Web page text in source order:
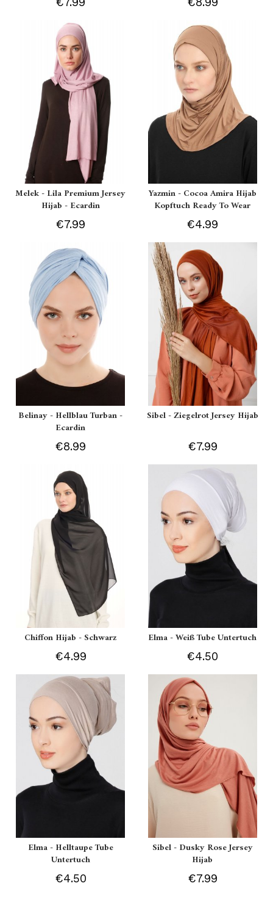
Melek - Lila Premium Jersey
Hijab - Ecardin
€7.99
Yazmin - Cocoa Amira Hijab
Kopftuch Ready To Wear
€4.99
Belinay - Hellblau Turban -
Ecardin
€8.99
Sibel - Ziegelrot Jersey Hijab
€7.99
Chiffon Hijab - Schwarz
€4.99
Elma - Weiß Tube Untertuch
€4.50
Elma - Helltaupe Tube
Untertuch
€4.50
Sibel - Dusky Rose Jersey
Hijab
€7.99